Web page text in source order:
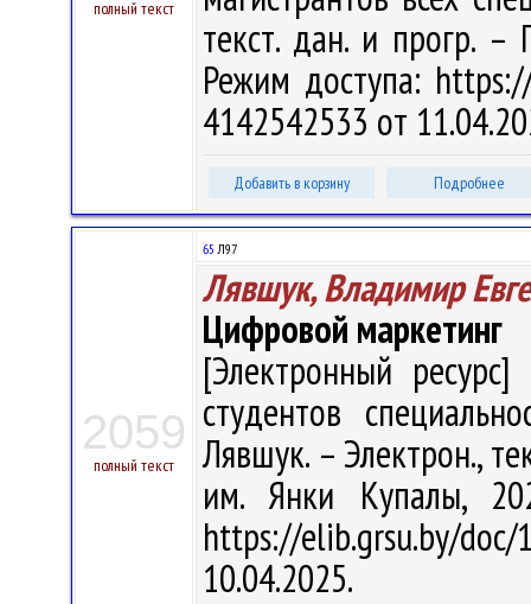
полный текст
текст. дан. и прогр.
Режим доступа:
4142542533 от
Добавить в корзину Подробнее
2059
полный текст
65 Л97
Лявшук, Владимир
Цифровой маркетинг
[Электронный
студентов
Лявшук. – Электрон.,
им. Янки Купалы,
https://elib.grsu.by/
10.04.2025.